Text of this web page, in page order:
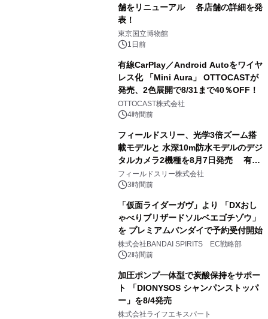
舗をリニューアル 各店舗の詳細を発
表！
東京国立博物館
1日前
有線CarPlay／Android Autoをワイヤ
レス化 「Mini Aura」 OTTOCASTが
発売、2色展開で8/31まで40％OFF！
OTTOCAST株式会社
4時間前
フィールドスリー、光学3倍ズーム搭
載モデルと 水深10m防水モデルのデジ
タルカメラ2機種を8月7日発売 有効
約1300万画素、用途別に選べるコンデ
ジ新登場
フィールドスリー株式会社
3時間前
「仮面ライダーガヴ」より 「DXおし
ゃべりブリザードソルベエゴチゾウ」
を プレミアムバンダイで予約受付開始
株式会社BANDAI SPIRITS EC戦略部
2時間前
加圧ポンプ一体型で炭酸保持をサポー
ト 「DIONYSOS シャンパンストッパ
ー」を8/4発売
株式会社ライフエキスパート